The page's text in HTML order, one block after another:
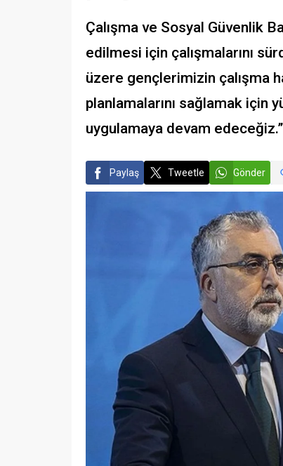
Çalışma ve Sosyal Güvenlik
edilmesi için çalışmalarını
üzere gençlerimizin çalışma
planlamalarını sağlamak için
uygulamaya devam
Paylaş Tweetle Gönder